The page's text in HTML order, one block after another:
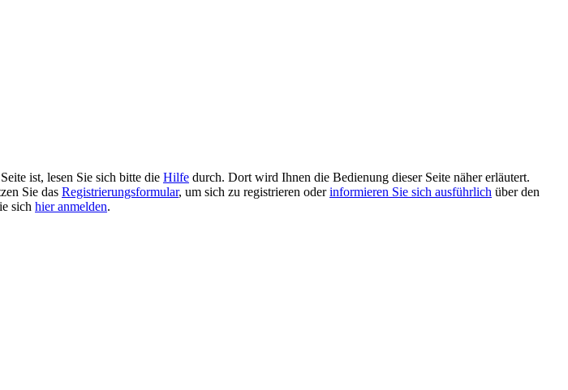
ist, lesen Sie sich bitte die Hilfe durch. Dort wird Ihnen die Bedienung dieser Seite näher erläutert.
Sie das Registrierungsformular, um sich zu registrieren oderinformieren Sie sich ausführlich über den
sich hier anmelden.